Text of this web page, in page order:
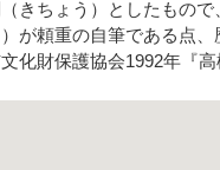
きちょう）としたもの
が頼重の自筆である点
化財保護協会1992年『